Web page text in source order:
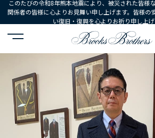
このたびの令和8年熊本地震により、被災された皆様
関係者の皆様に心よりお見舞い申し上げます。皆様の
い復旧・復興を心よりお祈り申し上げ
HOME コーディネート コーディネート詳細